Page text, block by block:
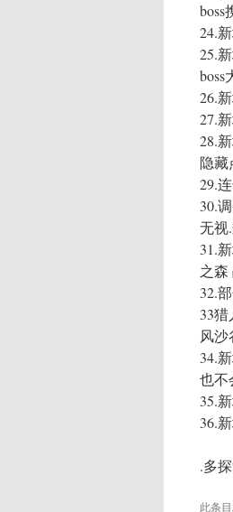
boss
24.
25.
boss
26.
27.
28.
隐藏
29.
30.
无视
31.
之森
32.
33
风
34.
也不
35.
36.
.多
此条